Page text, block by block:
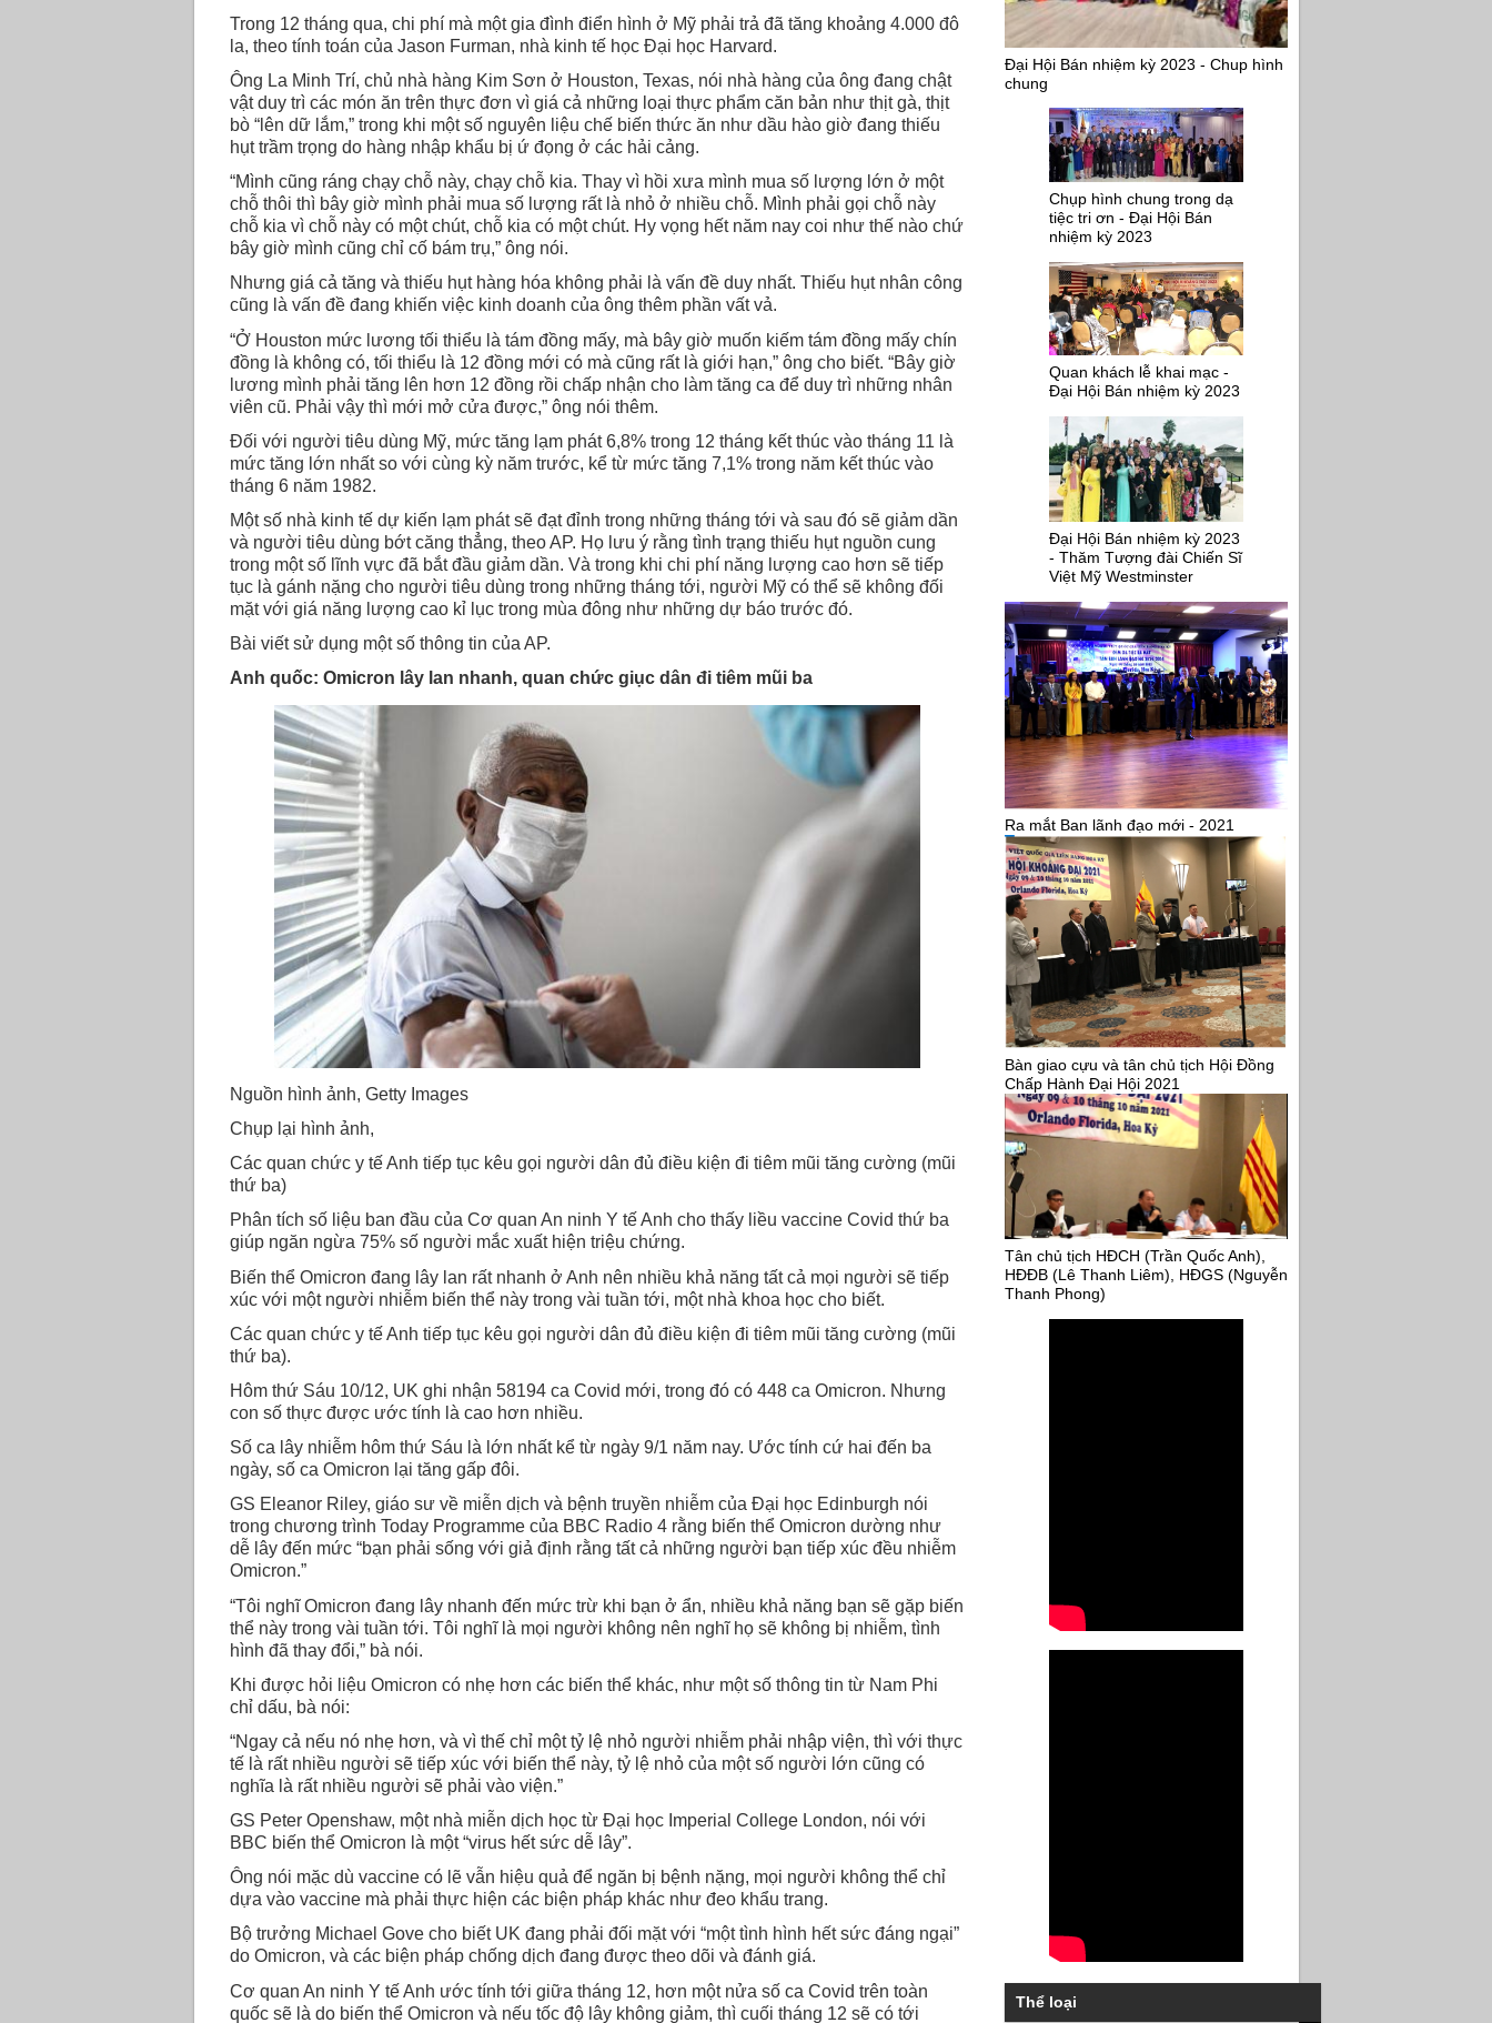
Trong 12 tháng qua, chi phí mà một gia đình điển hình ở Mỹ phải trả đã tăng khoảng 4.000 đô
la, theo tính toán của Jason Furman, nhà kinh tế học Đại học Harvard.
Ông La Minh Trí, chủ nhà hàng Kim Sơn ở Houston, Texas, nói nhà hàng của ông đang chật
vật duy trì các món ăn trên thực đơn vì giá cả những loại thực phẩm căn bản như thịt gà, thịt
bò “lên dữ lắm,” trong khi một số nguyên liệu chế biến thức ăn như dầu hào giờ đang thiếu
hụt trầm trọng do hàng nhập khẩu bị ứ đọng ở các hải cảng.
“Mình cũng ráng chạy chỗ này, chạy chỗ kia. Thay vì hồi xưa mình mua số lượng lớn ở một
chỗ thôi thì bây giờ mình phải mua số lượng rất là nhỏ ở nhiều chỗ. Mình phải gọi chỗ này
chỗ kia vì chỗ này có một chút, chỗ kia có một chút. Hy vọng hết năm nay coi như thế nào chứ
bây giờ mình cũng chỉ cố bám trụ,” ông nói.
Nhưng giá cả tăng và thiếu hụt hàng hóa không phải là vấn đề duy nhất. Thiếu hụt nhân công
cũng là vấn đề đang khiến việc kinh doanh của ông thêm phần vất vả.
“Ở Houston mức lương tối thiểu là tám đồng mấy, mà bây giờ muốn kiếm tám đồng mấy chín
đồng là không có, tối thiểu là 12 đồng mới có mà cũng rất là giới hạn,” ông cho biết. “Bây giờ
lương mình phải tăng lên hơn 12 đồng rồi chấp nhận cho làm tăng ca để duy trì những nhân
viên cũ. Phải vậy thì mới mở cửa được,” ông nói thêm.
Đối với người tiêu dùng Mỹ, mức tăng lạm phát 6,8% trong 12 tháng kết thúc vào tháng 11 là
mức tăng lớn nhất so với cùng kỳ năm trước, kể từ mức tăng 7,1% trong năm kết thúc vào
tháng 6 năm 1982.
Một số nhà kinh tế dự kiến lạm phát sẽ đạt đỉnh trong những tháng tới và sau đó sẽ giảm dần
và người tiêu dùng bớt căng thẳng, theo AP. Họ lưu ý rằng tình trạng thiếu hụt nguồn cung
trong một số lĩnh vực đã bắt đầu giảm dần. Và trong khi chi phí năng lượng cao hơn sẽ tiếp
tục là gánh nặng cho người tiêu dùng trong những tháng tới, người Mỹ có thể sẽ không đối
mặt với giá năng lượng cao kỉ lục trong mùa đông như những dự báo trước đó.
Bài viết sử dụng một số thông tin của AP.
Anh quốc: Omicron lây lan nhanh, quan chức giục dân đi tiêm mũi ba
Nguồn hình ảnh, Getty Images
Chụp lại hình ảnh,
Các quan chức y tế Anh tiếp tục kêu gọi người dân đủ điều kiện đi tiêm mũi tăng cường (mũi
thứ ba)
Phân tích số liệu ban đầu của Cơ quan An ninh Y tế Anh cho thấy liều vaccine Covid thứ ba
giúp ngăn ngừa 75% số người mắc xuất hiện triệu chứng.
Biến thể Omicron đang lây lan rất nhanh ở Anh nên nhiều khả năng tất cả mọi người sẽ tiếp
xúc với một người nhiễm biến thể này trong vài tuần tới, một nhà khoa học cho biết.
Các quan chức y tế Anh tiếp tục kêu gọi người dân đủ điều kiện đi tiêm mũi tăng cường (mũi
thứ ba).
Hôm thứ Sáu 10/12, UK ghi nhận 58194 ca Covid mới, trong đó có 448 ca Omicron. Nhưng
con số thực được ước tính là cao hơn nhiều.
Số ca lây nhiễm hôm thứ Sáu là lớn nhất kể từ ngày 9/1 năm nay. Ước tính cứ hai đến ba
ngày, số ca Omicron lại tăng gấp đôi.
GS Eleanor Riley, giáo sư về miễn dịch và bệnh truyền nhiễm của Đại học Edinburgh nói
trong chương trình Today Programme của BBC Radio 4 rằng biến thể Omicron dường như
dễ lây đến mức “bạn phải sống với giả định rằng tất cả những người bạn tiếp xúc đều nhiễm
Omicron.”
“Tôi nghĩ Omicron đang lây nhanh đến mức trừ khi bạn ở ẩn, nhiều khả năng bạn sẽ gặp biến
thể này trong vài tuần tới. Tôi nghĩ là mọi người không nên nghĩ họ sẽ không bị nhiễm, tình
hình đã thay đổi,” bà nói.
Khi được hỏi liệu Omicron có nhẹ hơn các biến thể khác, như một số thông tin từ Nam Phi
chỉ dấu, bà nói:
“Ngay cả nếu nó nhẹ hơn, và vì thế chỉ một tỷ lệ nhỏ người nhiễm phải nhập viện, thì với thực
tế là rất nhiều người sẽ tiếp xúc với biến thể này, tỷ lệ nhỏ của một số người lớn cũng có
nghĩa là rất nhiều người sẽ phải vào viện.”
GS Peter Openshaw, một nhà miễn dịch học từ Đại học Imperial College London, nói với
BBC biến thể Omicron là một “virus hết sức dễ lây”.
Ông nói mặc dù vaccine có lẽ vẫn hiệu quả để ngăn bị bệnh nặng, mọi người không thể chỉ
dựa vào vaccine mà phải thực hiện các biện pháp khác như đeo khẩu trang.
Bộ trưởng Michael Gove cho biết UK đang phải đối mặt với “một tình hình hết sức đáng ngại”
do Omicron, và các biện pháp chống dịch đang được theo dõi và đánh giá.
Cơ quan An ninh Y tế Anh ước tính tới giữa tháng 12, hơn một nửa số ca Covid trên toàn
quốc sẽ là do biến thể Omicron và nếu tốc độ lây không giảm, thì cuối tháng 12 sẽ có tới
Đại Hội Bán nhiệm kỳ 2023 - Chup hình
chung
Chụp hình chung trong dạ
tiệc tri ơn - Đại Hội Bán
nhiệm kỳ 2023
Quan khách lễ khai mạc -
Đại Hội Bán nhiệm kỳ 2023
Đại Hội Bán nhiệm kỳ 2023
- Thăm Tượng đài Chiến Sĩ
Việt Mỹ Westminster
Ra mắt Ban lãnh đạo mới - 2021
Bàn giao cựu và tân chủ tịch Hội Đồng
Chấp Hành Đại Hội 2021
Tân chủ tịch HĐCH (Trần Quốc Anh),
HĐĐB (Lê Thanh Liêm), HĐGS (Nguyễn
Thanh Phong)
Thể loại